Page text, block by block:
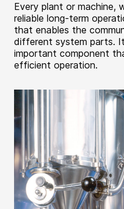
Every plant or machine,
reliable long-term
that enables the
different system parts.
important component
efficient operation.